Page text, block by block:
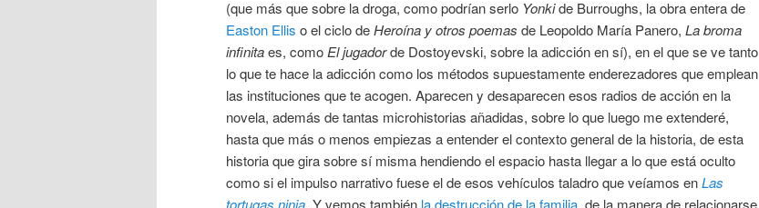
(que más que sobre la droga, como podrían serlo Yonkide Burroughs, la obra entera de
Easton Ellis o el ciclo deHeroína y otros poemas de Leopoldo María Panero, La broma
infinitaes, comoEl jugadorde Dostoyevski, sobre la adicción en sí), en el que se ve tanto
lo que te hace la adicción como los métodos supuestamente enderezadores que emplean
las instituciones que te acogen. Aparecen y desaparecen esos radios de acción en la
novela, además de tantas microhistorias añadidas, sobre lo que luego me extenderé,
hasta que más o menos empiezas a entender el contexto general de la historia, de esta
historia que gira sobre sí misma hendiendo el espacio hasta llegar a lo que está oculto
como si el impulso narrativo fuese el de esos vehículos taladro que veíamos enLas